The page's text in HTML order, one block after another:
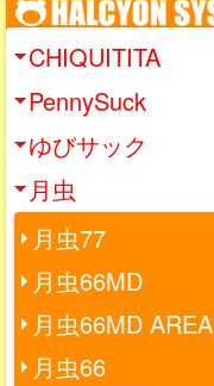
CHIQUITITA
PennySuck
ゆびサック
月虫
月虫77
月虫66MD
月虫66MD AREA
月虫66